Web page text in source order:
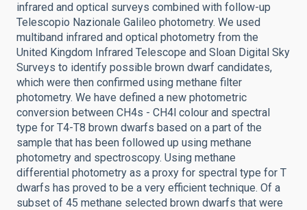
infrared and optical surveys combined with follow-up
Telescopio Nazionale Galileo photometry. We used
multiband infrared and optical photometry from the
United Kingdom Infrared Telescope and Sloan Digital Sky
Surveys to identify possible brown dwarf candidates,
which were then confirmed using methane filter
photometry. We have defined a new photometric
conversion between CH4s - CH4l colour and spectral
type for T4-T8 brown dwarfs based on a part of the
sample that has been followed up using methane
photometry and spectroscopy. Using methane
differential photometry as a proxy for spectral type for T
dwarfs has proved to be a very efficient technique. Of a
subset of 45 methane selected brown dwarfs that were